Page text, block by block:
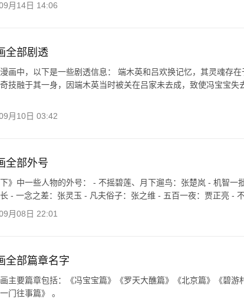
月14日 14:06
全部剧透
画中，以下是一些剧透信息： 端木英和吕欢换记忆，其灵魂存
技融于其一身，因端木英当时被关在吕家未去成，致使冯宝宝失
月10日 03:42
全部外号
》中一些人物的外号： - 不摇碧莲、月下遛鸟：张楚岚 - 机智一
- 一念之差：张灵玉 - 凡夫俗子：张之维 - 五百一夜：贾正亮 - 不
月08日 22:01
全部篇章名字
画主要篇章包括：《冯宝宝篇》《罗天大醮篇》《北京篇》《碧游
门往事篇》 。